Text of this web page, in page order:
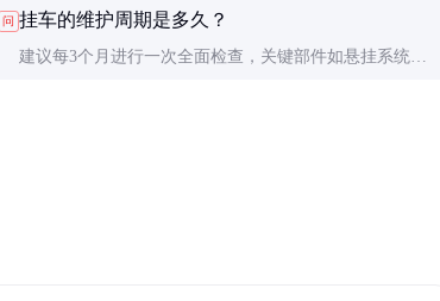
问 挂车的维护周期是多久？
建议每3个月进行一次全面检查，关键部件如悬挂系统和